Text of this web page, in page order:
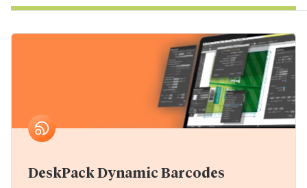
DeskPack Dynamic Barcodes